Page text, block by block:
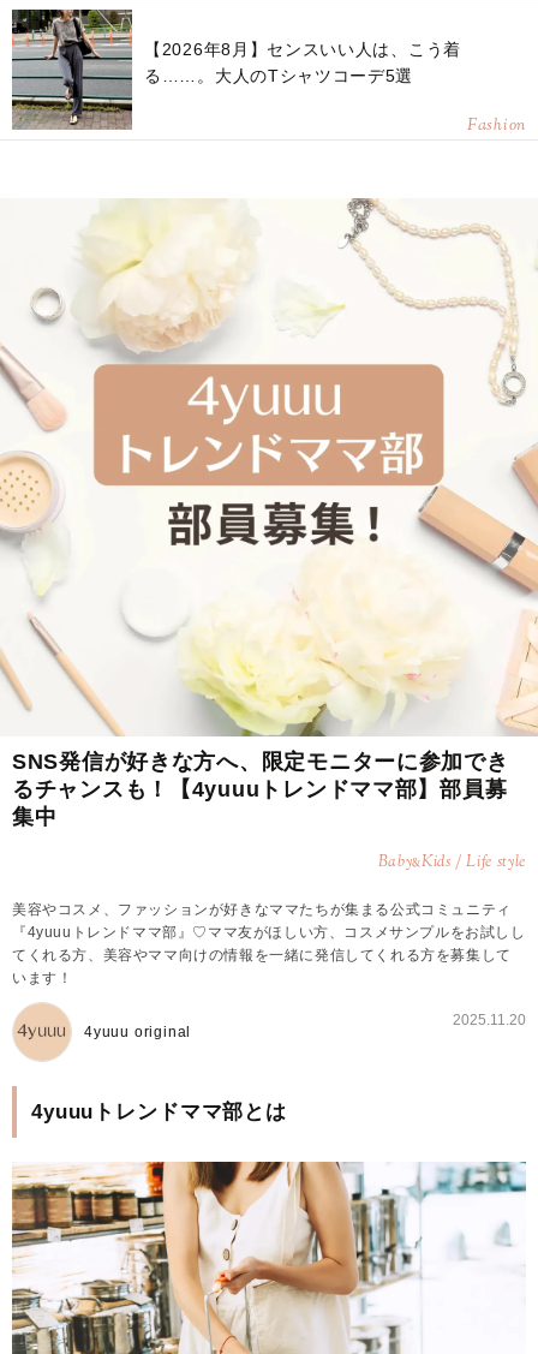
【2026年8月】センスいい人は、こう着
る……。大人のTシャツコーデ5選
Fashion
SNS発信が好きな方へ、限定モニターに参加でき
るチャンスも！【4yuuuトレンドママ部】部員募
集中
Baby&Kids / Life style
美容やコスメ、ファッションが好きなママたちが集まる公式コミュニティ
『4yuuuトレンドママ部』♡ママ友がほしい方、コスメサンプルをお試しし
てくれる方、美容やママ向けの情報を一緒に発信してくれる方を募集して
います！
4yuuu original
2025.11.20
4yuuuトレンドママ部とは